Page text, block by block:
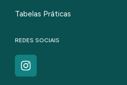
Tabelas Práticas
REDES SOCIAIS